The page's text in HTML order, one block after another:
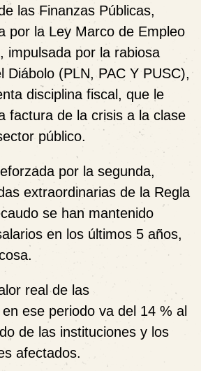
las Finanzas Públicas,
por la Ley Marco de Empleo
impulsada por la rabiosa
Diábolo (PLN, PAC Y PUSC),
disciplina fiscal, que le
factura de la crisis a la clase
público.
por la segunda,
extraordinarias de la Regla
se han mantenido
en los últimos 5 años,
real de las
ese periodo va del 14 % al
de las instituciones y los
afectados.